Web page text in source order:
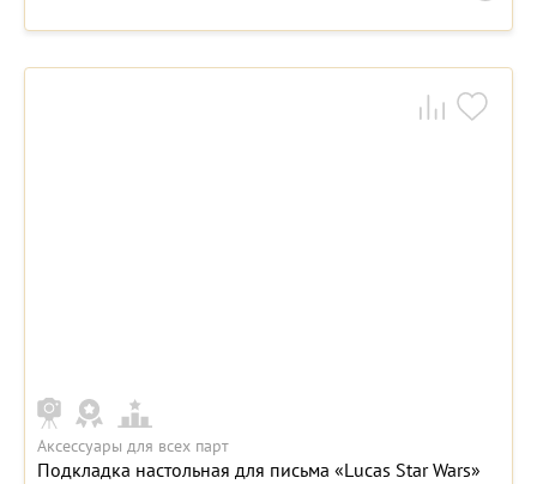
Аксессуары для всех парт
Подкладка настольная для письма «Lucas Star Wars»